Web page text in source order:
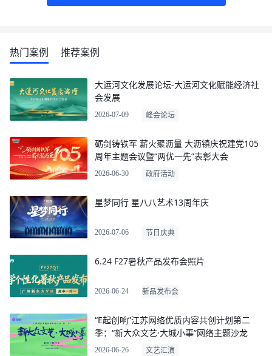
热门案例 推荐案例
大运河文化发展论坛-大运河文化赋能经济社
会发展
2026-07-09 峰会论坛
砺剑铸铁军 薪火聚沥量 大沥镇庆祝建党105
周年主题会议暨“两优一先”表彰大会
2026-06-30 政府活动
星梦同行 星八八艺术13周年庆
2026-07-06 节日庆典
6.24 F27暑秋产品发布会照片
2026-06-24 新品发布会
“E起创响”江苏网络优质内容共创计划第二
季：“新大众文艺·大城小事”网络主题沙龙
2026-06-26 文艺汇演